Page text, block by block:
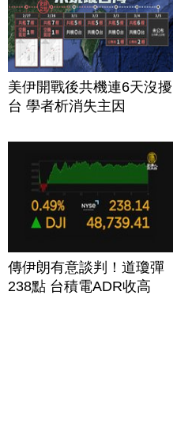
美伊開戰後共機連6天沒擾
台 學者析消失主因
傳伊朗有意談判！道瓊彈
238點 台積電ADR收高